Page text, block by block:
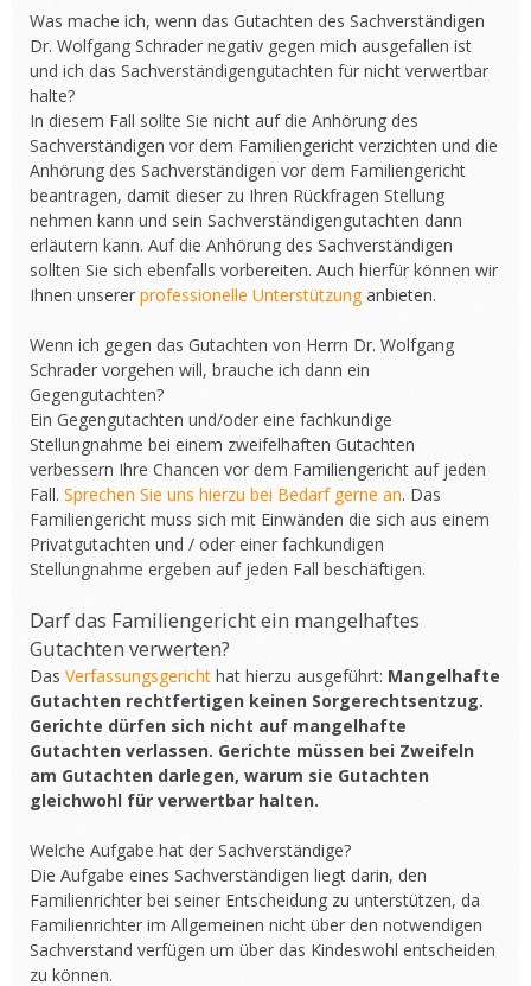
Was mache ich, wenn das Gutachten des Sachverständigen
Dr. Wolfgang Schrader negativ gegen mich ausgefallen ist
und ich das Sachverständigengutachten für nicht verwertbar
halte?
In diesem Fall sollte Sie nicht auf die Anhörung des
Sachverständigen vor dem Familiengericht verzichten und die
Anhörung des Sachverständigen vor dem Familiengericht
beantragen, damit dieser zu Ihren Rückfragen Stellung
nehmen kann und sein Sachverständigengutachten dann
erläutern kann. Auf die Anhörung des Sachverständigen
sollten Sie sich ebenfalls vorbereiten. Auch hierfür können wir
Ihnen unserer professionelle Unterstützunganbieten.
Wenn ich gegen das Gutachten von Herrn Dr. Wolfgang
Schrader vorgehen will, brauche ich dann ein
Gegengutachten?
Ein Gegengutachten und/oder eine fachkundige
Stellungnahme bei einem zweifelhaften Gutachten
verbessern Ihre Chancen vor dem Familiengericht auf jeden
Fall. Sprechen Sie uns hierzu bei Bedarf gerne an. Das
Familiengericht muss sich mit Einwänden die sich aus einem
Privatgutachten und / oder einer fachkundigen
Stellungnahme ergeben auf jeden Fall beschäftigen.
Darf das Familiengericht ein mangelhaftes
Gutachten verwerten?
Das Verfassungsgericht hat hierzu ausgeführt: Mangelhafte
Gutachten rechtfertigen keinen Sorgerechtsentzug.
Gerichte dürfen sich nicht auf mangelhafte
Gutachten verlassen. Gerichte müssen bei Zweifeln
am Gutachten darlegen, warum sie Gutachten
gleichwohl für verwertbar halten.
Welche Aufgabe hat der Sachverständige?
Die Aufgabe eines Sachverständigen liegt darin, den
Familienrichter bei seiner Entscheidung zu unterstützen, da
Familienrichter im Allgemeinen nicht über den notwendigen
Sachverstand verfügen um über das Kindeswohl entscheiden
zu können.